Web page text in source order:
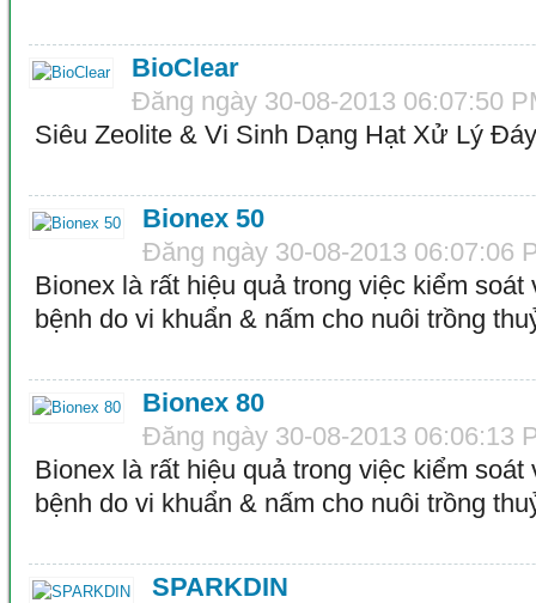
BioClear
Đăng ngày 30-08-2013 06:07:50
Siêu Zeolite & Vi Sinh Dạng Hạt Xử Lý
Bionex 50
Đăng ngày 30-08-2013 06:07:06
Bionex là rất hiệu quả trong việc kiểm
bệnh do vi khuẩn & nấm cho nuôi trồng
Bionex 80
Đăng ngày 30-08-2013 06:06:13
Bionex là rất hiệu quả trong việc kiểm
bệnh do vi khuẩn & nấm cho nuôi trồng
SPARKDIN